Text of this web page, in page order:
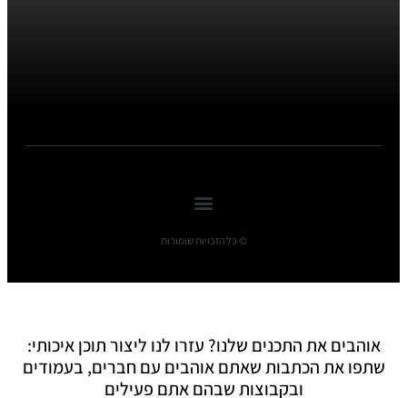
© כל הזכויות שומורות
אוהבים את התכנים שלנו? עזרו לנו ליצור תוכן איכותי:
שתפו את הכתבות שאתם אוהבים עם חברים, בעמודים
ובקבוצות שבהם אתם פעילים